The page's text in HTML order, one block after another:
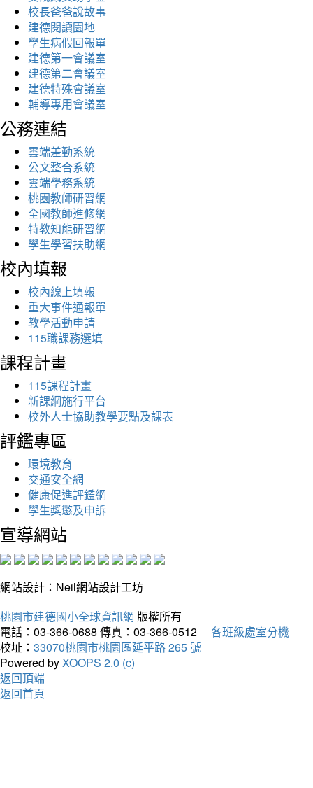
校長爸爸說故事
建德閱讀園地
學生病假回報單
建德第一會議室
建德第二會議室
建德特殊會議室
輔導專用會議室
公務連結
雲端差勤系統
公文整合系統
雲端學務系統
桃園教師研習網
全國教師進修網
特教知能研習網
學生學習扶助網
校內填報
校內線上填報
重大事件通報單
教學活動申請
115職課務選填
課程計畫
115課程計畫
新課綱施行平台
校外人士協助教學要點及課表
評鑑專區
環境教育
交通安全網
健康促進評鑑網
學生獎懲及申訴
宣導網站
網站設計：Neil網站設計工坊
桃園市建德國小全球資訊網 版權所有
電話：03-366-0688 傳真：03-366-0512
各班級處室分機
校址： 33070桃園市桃園區延平路 265 號
Powered byXOOPS 2.0 (c)
返回頂端
返回首頁